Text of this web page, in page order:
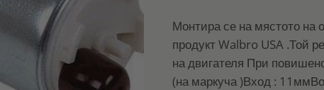
Монтира се на мястото на
продукт Walbro USA .Той
на двигателя При
(на маркуча )Вход :